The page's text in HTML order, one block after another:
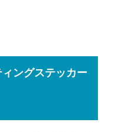
ングステッカー